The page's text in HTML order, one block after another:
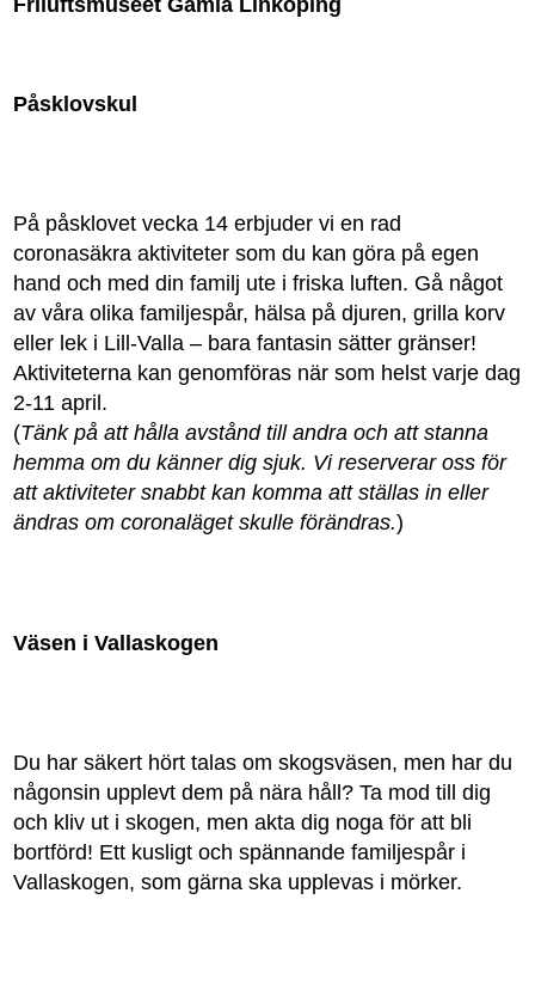
Friluftsmuseet Gamla Linköping
Påsklovskul
På påsklovet vecka 14 erbjuder vi en rad
coronasäkra aktiviteter som du kan göra på egen
hand och med din familj ute i friska luften. Gå något
av våra olika familjespår, hälsa på djuren, grilla korv
eller lek i Lill-Valla – bara fantasin sätter gränser!
Aktiviteterna kan genomföras när som helst varje dag
2-11 april.
(Tänk på att hålla avstånd till andra och att stanna
hemma om du känner dig sjuk. Vi reserverar oss för
att aktiviteter snabbt kan komma att ställas in eller
ändras om coronaläget skulle förändras.)
Väsen i Vallaskogen
Du har säkert hört talas om skogsväsen, men har du
någonsin upplevt dem på nära håll? Ta mod till dig
och kliv ut i skogen, men akta dig noga för att bli
bortförd! Ett kusligt och spännande familjespår i
Vallaskogen, som gärna ska upplevas i mörker.